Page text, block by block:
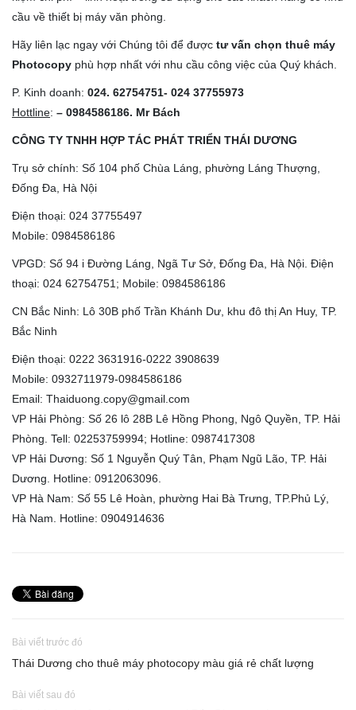
cầu về thiết bị máy văn phòng.
Hãy liên lạc ngay với Chúng tôi để được tư vấn chọn thuê máy
Photocopy phù hợp nhất với nhu cầu công việc của Quý khách.
P. Kinh doanh: 024. 62754751- 024 37755973
Hottline: – 0984586186. Mr Bách
CÔNG TY TNHH HỢP TÁC PHÁT TRIỂN THÁI DƯƠNG
Trụ sở chính: Số 104 phố Chùa Láng, phường Láng Thượng,
Đống Đa, Hà Nội
Điện thoại: 024 37755497
Mobile: 0984586186
VPGD: Số 94 i Đường Láng, Ngã Tư Sở, Đống Đa, Hà Nội. Điện
thoại: 024 62754751; Mobile: 0984586186
CN Bắc Ninh: Lô 30B phố Trần Khánh Dư, khu đô thị An Huy, TP.
Bắc Ninh
Điện thoại: 0222 3631916-0222 3908639
Mobile: 0932711979-0984586186
Email: Thaiduong.copy@gmail.com
VP Hải Phòng: Số 26 lô 28B Lê Hồng Phong, Ngô Quyền, TP. Hải
Phòng. Tell: 02253759994; Hotline: 0987417308
VP Hải Dương: Số 1 Nguyễn Quý Tân, Phạm Ngũ Lão, TP. Hải
Dương. Hotline: 0912063096.
VP Hà Nam: Số 55 Lê Hoàn, phường Hai Bà Trưng, TP.Phủ Lý,
Hà Nam. Hotline: 0904914636
Bài viết trước đó
Thái Dương cho thuê máy photocopy màu giá rẻ chất lượng
Bài viết sau đó